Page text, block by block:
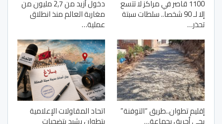
1100 قاصر في مراكز لا تتسع
إلا لـ 90 شخصا.. سلطات سبتة
تحذر…
دخول أزيد من 2,7 مليون من
مغاربة العالم منذ انطلاق
عملية…
إقليم تطوان..طريق “التوفنة” اتحاد المقاولات الإعلامية